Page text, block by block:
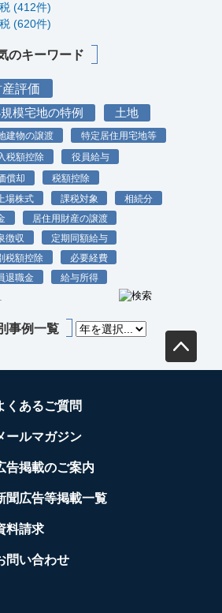
(412件)
(620件)
のキーワード
産評価
模宅地の特例 土地
建物の譲渡
特定居住用宅地等
税額控除
役員給与
償却
税額控除
場株式
課税対象
相続分
居住用財産の譲渡
徴収
定期同額給与
税額控除
必要経費
退職金
給与所得
事例一覧
くあるご質問
ールマガジン
告掲載のご案内
聞広告等掲載一覧
料請求
問い合わせ